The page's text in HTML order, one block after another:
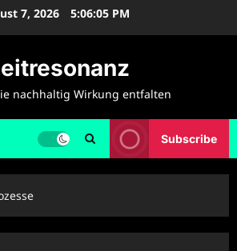
7, 2026 5:06:05 PM
nachhaltig Wirkung entfalten
Subscribe